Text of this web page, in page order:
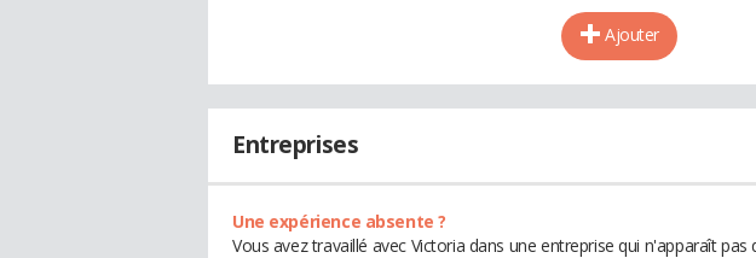
Ajouter
Entreprises
Une expérience absente ?
Vous avez travaillé avec Victoria dans une entreprise qui n'apparaît pas